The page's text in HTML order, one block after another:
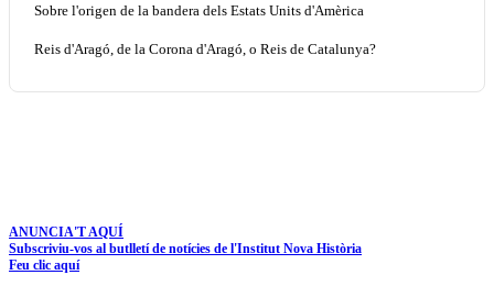
Sobre l'origen de la bandera dels Estats Units d'Amèrica
Reis d'Aragó, de la Corona d'Aragó, o Reis de Catalunya?
ANUNCIA'T AQUÍ
Subscriviu-vos al butlletí de notícies de l'Institut Nova Història
Feu clic aquí